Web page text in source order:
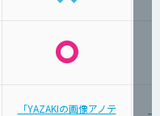
「YAZAKIの画像アノテ